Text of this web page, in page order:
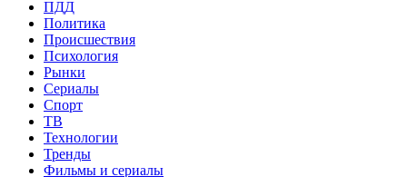
ПДД
Политика
Происшествия
Психология
Рынки
Сериалы
Спорт
ТВ
Технологии
Тренды
Фильмы и сериалы